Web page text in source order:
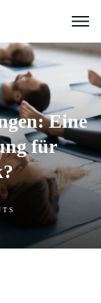
Eine
für